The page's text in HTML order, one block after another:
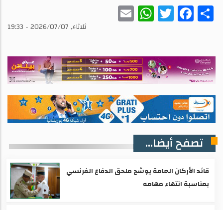
Share
Facebook
Twitter
WhatsAppثلاثاء, 2026/07/07 - 19:33
تصفح أيضا...
قائد الأركان العامة يوشح ملحق الدفاع الفرنسي
بمناسبة انتهاء مهامه